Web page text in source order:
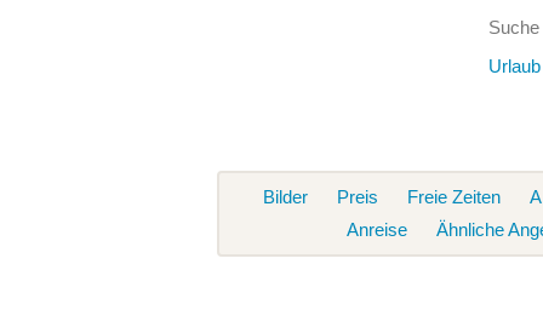
Bilder Preis Freie Zeiten
Anreise
Ähnliche